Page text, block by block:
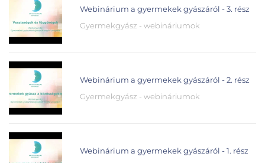
Webinárium a gyermekek gyászáról - 3. rész
Gyermekgyász - webináriumok
Webinárium a gyermekek gyászáról - 2. rész
Gyermekgyász - webináriumok
Webinárium a gyermekek gyászáról - 1. rész